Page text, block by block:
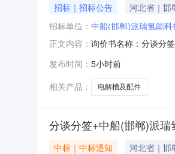
招标｜招标公告 河北省｜邯
招标单位： 中船(邯郸)派瑞氢能科
正文内容： 询价书名称：分谈分
1118:00允许部分物
发布时间： 5小时前
相关产品：
电解槽及配件
分谈分签+中船(邯郸)派
中标｜中标通知 河北省｜邯